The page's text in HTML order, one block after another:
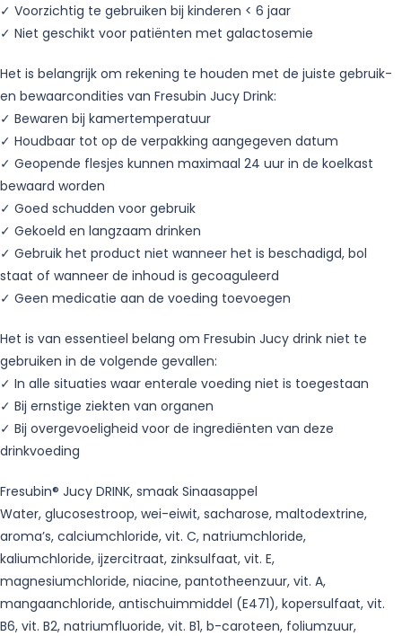
✓ Voorzichtig te gebruiken bij kinderen < 6 jaar
✓ Niet geschikt voor patiënten met galactosemie
Het is belangrijk om rekening te houden met de juiste gebruik-
en bewaarcondities van Fresubin Jucy Drink:
✓ Bewaren bij kamertemperatuur
✓ Houdbaar tot op de verpakking aangegeven datum
✓ Geopende flesjes kunnen maximaal 24 uur in de koelkast
bewaard worden
✓ Goed schudden voor gebruik
✓ Gekoeld en langzaam drinken
✓ Gebruik het product niet wanneer het is beschadigd, bol
staat of wanneer de inhoud is gecoaguleerd
✓ Geen medicatie aan de voeding toevoegen
Het is van essentieel belang om Fresubin Jucy drink niet te
gebruiken in de volgende gevallen:
✓ In alle situaties waar enterale voeding niet is toegestaan
✓ Bij ernstige ziekten van organen
✓ Bij overgevoeligheid voor de ingrediënten van deze
drinkvoeding
Fresubin® Jucy DRINK, smaak Sinaasappel
Water, glucosestroop, wei-eiwit, sacharose, maltodextrine,
aroma’s, calciumchloride, vit. C, natriumchloride,
kaliumchloride, ijzercitraat, zinksulfaat, vit. E,
magnesiumchloride, niacine, pantotheenzuur, vit. A,
mangaanchloride, antischuimmiddel (E471), kopersulfaat, vit.
B6, vit. B2, natriumfluoride, vit. B1, b-caroteen, foliumzuur,